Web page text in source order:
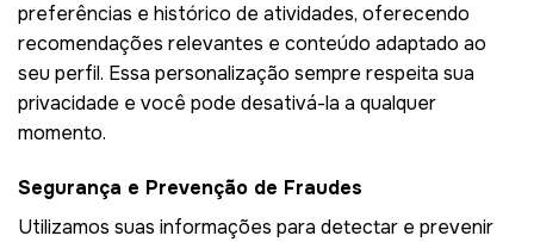
preferências e histórico de atividades, oferecendo
recomendações relevantes e conteúdo adaptado ao
seu perfil. Essa personalização sempre respeita sua
privacidade e você pode desativá-la a qualquer
momento.
Segurança e Prevenção de Fraudes
Utilizamos suas informações para detectar e prevenir